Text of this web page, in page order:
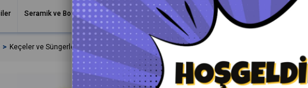
Seramik ve Boya Korumalar İç Bakım Ürünleri Dış Bakım Ürünleri Uygulama
Keçeler ve Süngerler UFS Domestic Patchwork Ağır Çizik Giderme Keçesi 160mm
UFS